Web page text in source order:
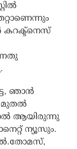
കറക്ട്‌നെസ്
ഞാന്‍
മുതല്‍
ആയിരുന്നു
ന്യൂസും.